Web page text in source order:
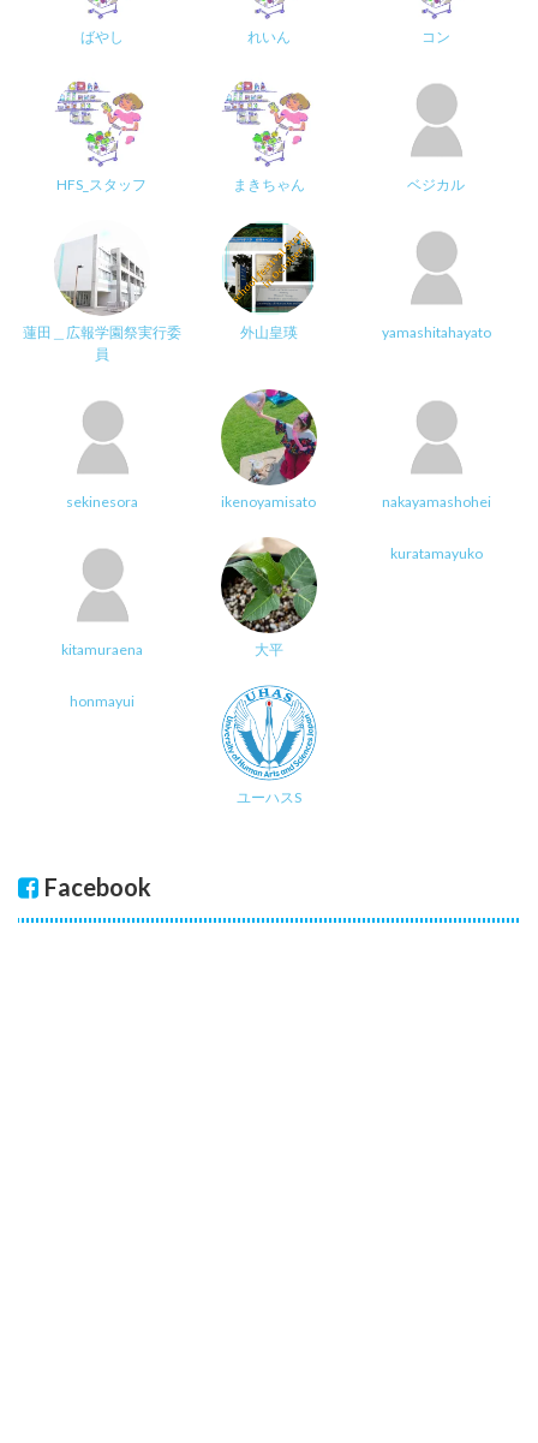
ばやし れいん コン
HFS_スタッフ まきちゃん ベジカル
蓮田＿広報学園祭実行委
員
外山皇瑛 yamashitahayato
sekinesora ikenoyamisato nakayamashohei
kitamuraena 大平
kuratamayuko
honmayui
ユーハスS
Facebook